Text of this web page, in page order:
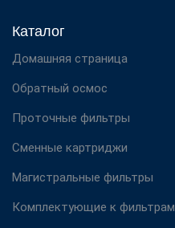
Каталог
Домашняя страница
Обратный осмос
Проточные фильтры
Сменные картриджи
Магистральные фильтры
Комплектующие к фильтрам